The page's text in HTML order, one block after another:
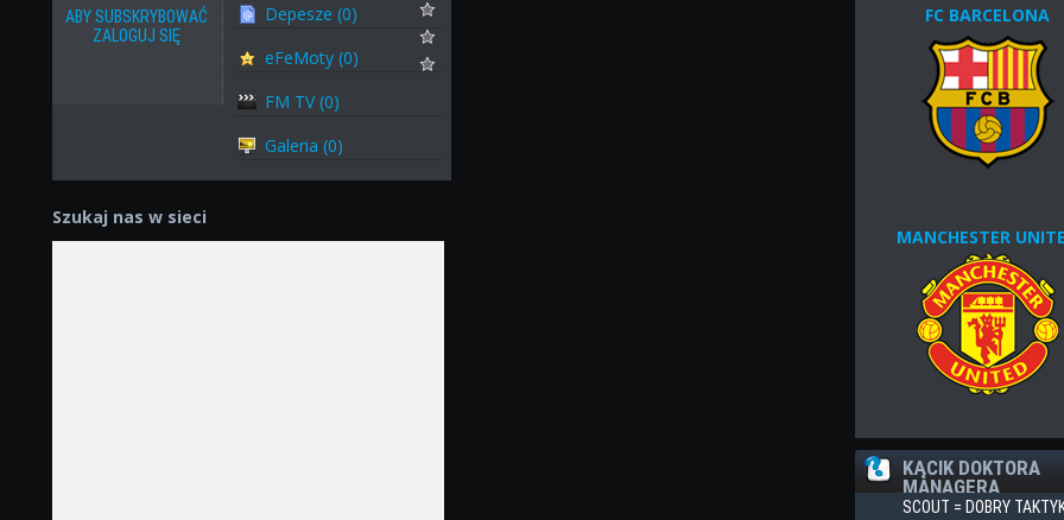
ABY SUBSKRYBOWAĆ
ZALOGUJ SIĘ
Depesze (0)
eFeMoty (0)
FM TV (0)
Galeria (0)
Szukaj nas w sieci
FC BARCELONA
MANCHESTER
KĄCIK DOKTORA
MANAGERA
SCOUT = DOBRY